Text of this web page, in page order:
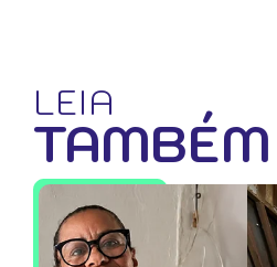
LEIA
TAMBÉM